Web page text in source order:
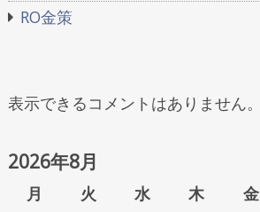
RO金策
表示できるコメントはありません。
2026年8月
月 火 水 木 金